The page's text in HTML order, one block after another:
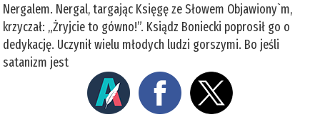
Nergalem. Nergal, targając Księgę ze Słowem Objawiony`m,
krzyczał: „Żryjcie to gówno!”. Ksiądz Boniecki poprosił go o
dedykację. Uczynił wielu młodych ludzi gorszymi. Bo jeśli
satanizm jest